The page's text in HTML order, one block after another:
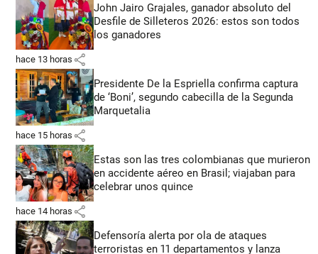
John Jairo Grajales, ganador absoluto del
Desfile de Silleteros 2026: estos son todos
los ganadores
hace 13 horas share
Presidente De la Espriella confirma captura
de ‘Boni’, segundo cabecilla de la Segunda
Marquetalia
hace 15 horas share
Estas son las tres colombianas que murieron
en accidente aéreo en Brasil; viajaban para
celebrar unos quince
hace 14 horas share
Defensoría alerta por ola de ataques
terroristas en 11 departamentos y lanza